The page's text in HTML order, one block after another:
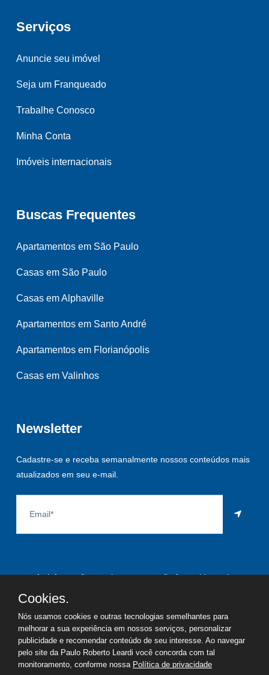
Serviços
Anuncie seu imóvel
Seja um Franqueado
Trabalhe Conosco
Minha Conta
Imóveis internacionais
Buscas Frequentes
Apartamentos em São Paulo
Casas em São Paulo
Casas em Alphaville
Apartamentos em Santo André
Apartamentos em Florianópolis
Casas em Valinhos
Newsletter
Cadastre-se e receba semanalmente nossos conteúdos mais
atualizados em seu e-mail.
As informações aqui constantes são fornecidas pelo
proprietário do imóvel e estão sujeitas a alteração a qualquer
©2026Copyright - Paulo Roberto Leardi | Todos os direitos
Cookies.
Nós usamos cookies e outras tecnologias semelhantes para
melhorar a sua experiência em nossos serviços, personalizar
publicidade e recomendar conteúdo de seu interesse. Ao navegar
pelo site da Paulo Roberto Leardi você concorda com tal
monitoramento, conforme nossa Política de privacidade